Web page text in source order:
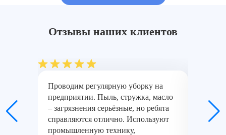
Отзывы наших клиентов
Проводим регулярную уборку на
предприятии. Пыль, стружка, масло
– загрязнения серьёзные, но ребята
справляются отлично. Используют
промышленную технику,